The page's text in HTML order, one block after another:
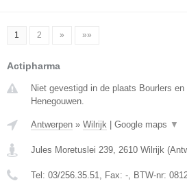
1 2 » »»
Actipharma
Niet gevestigd in de plaats Bourlers
Henegouwen.
Antwerpen » Wilrijk Google maps ▼
Jules Moretuslei 239, 2610 Wilrijk (
Tel: 03/256.35.51, Fax: -, BTW-nr: